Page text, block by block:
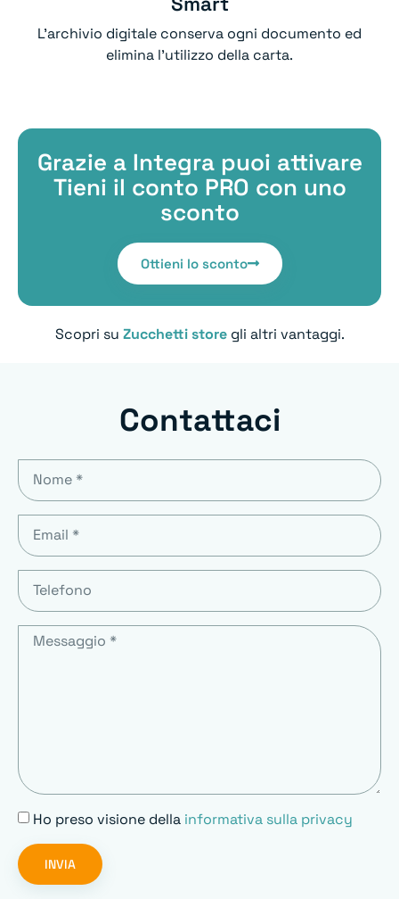
L’archivio digitale conserva ogni documento ed
elimina l'utilizzo della carta.
Grazie a Integra puoi attivare
Tieni il conto PRO con uno
sconto
Ottieni lo sconto
Scopri su Zucchetti storegli altri vantaggi.
Contattaci
Ho preso visione della informativa sulla privacy
INVIA